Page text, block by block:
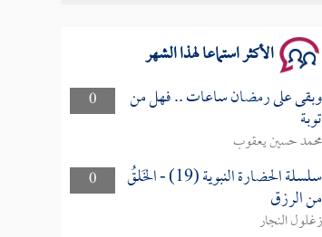
الأكثر استماعا لهذا الشهر
0 وبقى على رمضان ساعات .. فهل من
توبة
محمد حسين يعقوب
0
سلسلة الحضارة النبوية (19) - الخَلقُ
من الرزق
زغلول النجار